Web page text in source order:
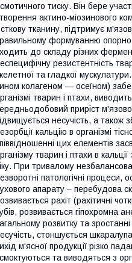
тиску. Він бере
актино-міозинового
тканину, підтримує
формуванню
до складу різних
резистентність
та гладкої
колагеном — осеїном)
тварин і птахи,
приріст
несучість, а також
кальцію в організмі
цих елементів
тварин і птахи в
При тривалому
патологічні процеси,
апарату – перебудова
рахіт (рахітичні
розвивається гіпохромна
розвитку та
стоншується
м'ясної продукції різко
та виводяться з